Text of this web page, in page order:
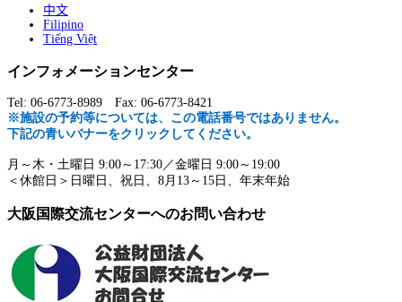
中文
Filipino
Tiếng Việt
インフォメーションセンター
Tel: 06-6773-8989 Fax: 06-6773-8421
※施設の予約等については、この電話番号ではありません。
下記の青いバナーをクリックしてください。
月～木・土曜日 9:00～17:30／金曜日 9:00～19:00
＜休館日＞日曜日、祝日、8月13～15日、年末年始
大阪国際交流センターへのお問い合わせ